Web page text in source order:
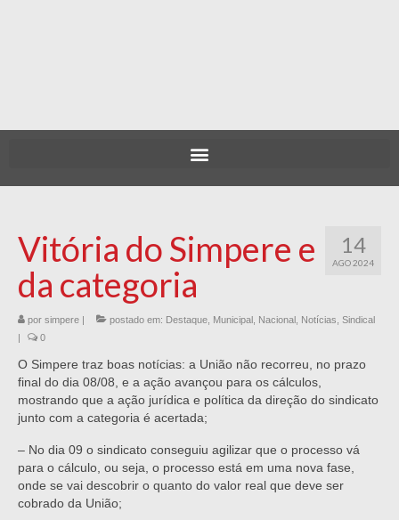
14
AGO 2024
Vitória do Simpere e
da categoria
por simpere | postado em: Destaque Municipal Nacional Notícias Sindical
|
0
O Simpere traz boas notícias: a União não recorreu, no prazo
final do dia 08/08, e a ação avançou para os cálculos,
mostrando que a ação jurídica e política da direção do sindicato
junto com a categoria é acertada;
– No dia 09 o sindicato conseguiu agilizar que o processo vá
para o cálculo, ou seja, o processo está em uma nova fase,
onde se vai descobrir o quanto do valor real que deve ser
cobrado da União;